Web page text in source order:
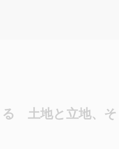
る 土地と立地、